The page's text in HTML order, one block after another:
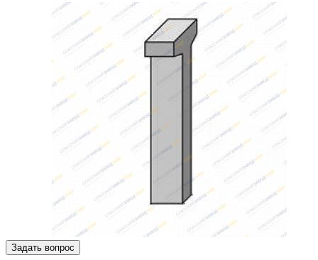
Задать вопрос